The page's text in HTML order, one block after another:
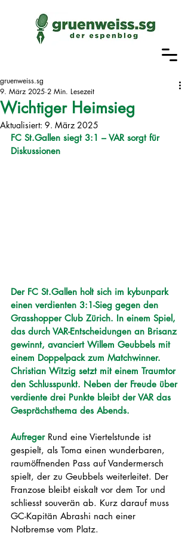
Wichtiger Heimsieg
gruenweiss.sg
9. März 2025 2 Min. Lesezeit
Aktualisiert: 9. März 2025
FC St.Gallen siegt 3:1 – VAR sorgt für
Diskussionen
Der FC St.Gallen holt sich im kybunpark
einen verdienten 3:1-Sieg gegen den
Grasshopper Club Zürich. In einem Spiel,
das durch VAR-Entscheidungen an Brisanz
gewinnt, avanciert Willem Geubbels mit
einem Doppelpack zum Matchwinner.
Christian Witzig setzt mit einem Traumtor
den Schlusspunkt. Neben der Freude über
verdiente drei Punkte bleibt der VAR das
Gesprächsthema des Abends.
Aufreger Rund eine Viertelstunde ist
gespielt, als Toma einen wunderbaren,
raumöffnenden Pass auf Vandermersch
spielt, der zu Geubbels weiterleitet. Der
Franzose bleibt eiskalt vor dem Tor und
schliesst souverän ab. Kurz darauf muss
GC-Kapitän Abrashi nach einer
Notbremse vom Platz.